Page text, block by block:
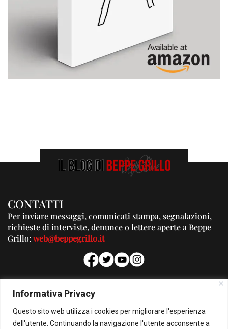
Informativa Privacy
Questo sito web utilizza i cookies per migliorare l'esperienza
dell'utente. Continuando la navigazione l'utente acconsente a
CONTATTI
Per inviare messaggi, comunicati stampa, segnalazioni,
richieste di interviste, denunce o lettere aperte a Beppe
Grillo:web@beppegrillo.it
PUBBLICITA'
Per la tua pubblicità su questo Blog:
pubblicita@beppegrillo.it